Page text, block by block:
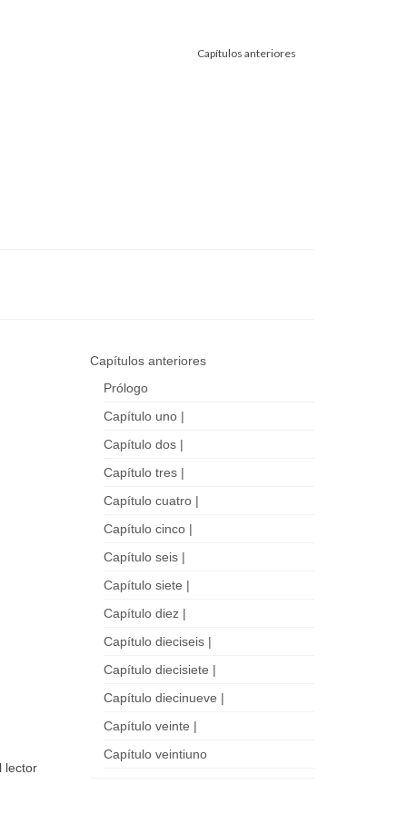
Capítulos anteriores
lector
Capítulos anteriores
Prólogo
Capítulo uno |
Capítulo dos |
Capítulo tres |
Capítulo cuatro |
Capítulo cinco |
Capítulo seis |
Capítulo siete |
Capítulo diez |
Capítulo dieciseis |
Capítulo diecisiete |
Capítulo diecinueve |
Capítulo veinte |
Capítulo veintiuno